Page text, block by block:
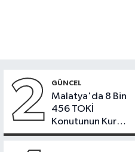
2 GÜNCEL
Malatya'da 8 Bin
456 TOKİ
Konutunun Kurası
Bugün Çekiliyor